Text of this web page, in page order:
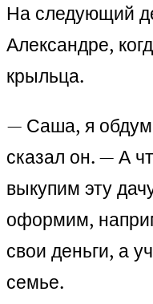
На следующий
Александре,
крыльца.
— Саша, я
сказал он. — А
выкупим эту
оформим,
свои деньги, а
семье.